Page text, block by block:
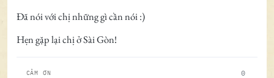
Đã nói với chị những gì cần nói :)
Hẹn gặp lại chị ở Sài Gòn!
CẢM ƠN 0